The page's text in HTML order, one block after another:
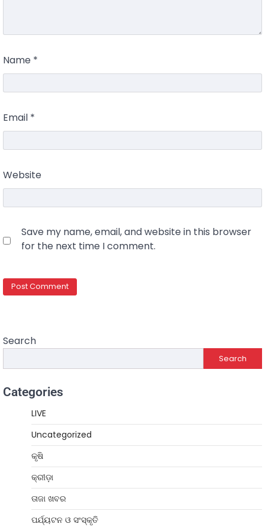
Name *
Email *
Website
Save my name, email, and website in this browser
for the next time I comment.
Search
Search
Categories
LIVE
Uncategorized
କୃଷି
କ୍ରୀଡ଼ା
ତାଜା ଖବର
ପର୍ଯ୍ୟଟନ ଓ ସଂସ୍କୃତି